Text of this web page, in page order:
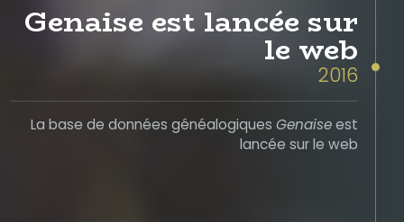
Genaise est lancée sur
le web
2016
La base de données généalogiques Genaiseest
lancée sur le web